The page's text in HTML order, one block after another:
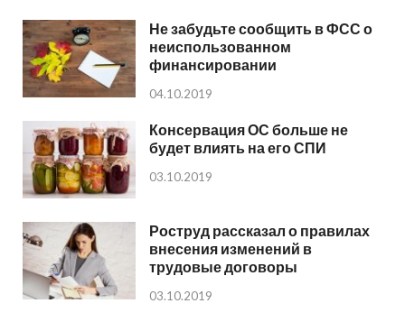
Не забудьте сообщить в ФСС о
неиспользованном
финансировании
04.10.2019
Консервация ОС больше не
будет влиять на его СПИ
03.10.2019
Роструд рассказал о правилах
внесения изменений в
трудовые договоры
03.10.2019